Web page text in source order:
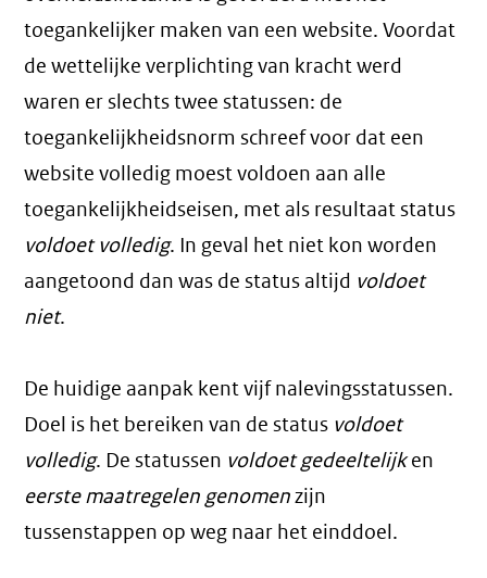
toegankelijker maken van een website. Voordat
de wettelijke verplichting van kracht werd
waren er slechts twee statussen: de
toegankelijkheidsnorm schreef voor dat een
website volledig moest voldoen aan alle
toegankelijkheidseisen, met als resultaat status
voldoet volledig. In geval het niet kon worden
aangetoond dan was de status altijd voldoet
niet.
De huidige aanpak kent vijf nalevingsstatussen.
Doel is het bereiken van de status voldoet
volledig. De statussen voldoet gedeeltelijken
eerste maatregelen genomenzijn
tussenstappen op weg naar het einddoel.